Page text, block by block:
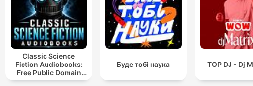
Classic Science
Fiction Audiobooks:
Free Public Domain
Sci-Fi Stories
Буде тобі наука TOP DJ - Dj